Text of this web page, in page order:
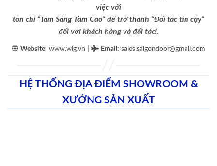
việc với
tôn chỉ “Tâm Sáng Tầm Cao” để trở thành “Đối tác tin cậy”
đối với khách hàng và đối tác!.
Website: www.wig.vn Email : sales.saigondoor@gmail.com
HỆ THỐNG ĐỊA ĐIỂM SHOWROOM &
XƯỞNG SẢN XUẤT